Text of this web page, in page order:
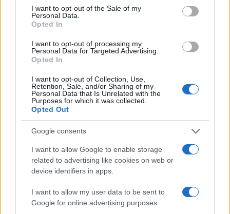
consent section.
I want to opt-out of the Sale of my
Personal Data.
Opted In
I want to opt-out of processing my
Personal Data for Targeted Advertising.
Opted In
I want to opt-out of Collection, Use,
Retention, Sale, and/or Sharing of my
Personal Data that Is Unrelated with the
Purposes for which it was collected.
Opted Out
Google consents
I want to allow Google to enable storage
related to advertising like cookies on web or
device identifiers in apps.
I want to allow my user data to be sent to
Google for online advertising purposes.
Continua a leggere
LIFESTYLE